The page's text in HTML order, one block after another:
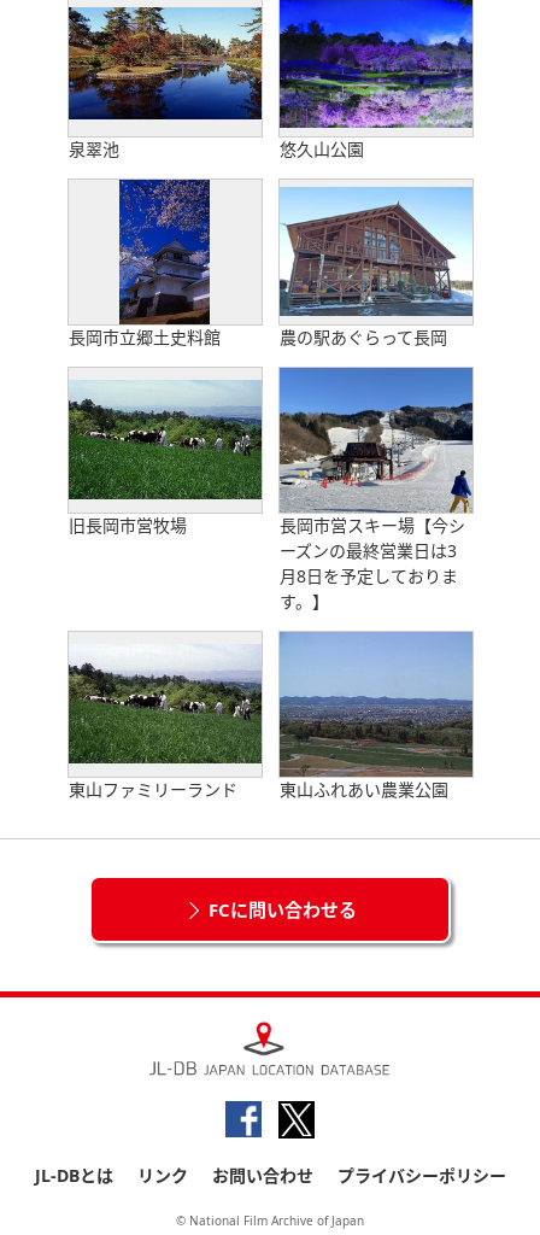
泉翠池 悠久山公園
長岡市立郷土史料館 農の駅あぐらって長岡
旧長岡市営牧場
長岡市営スキー場【今シ
ーズンの最終営業日は3
月8日を予定しておりま
す。】
東山ファミリーランド 東山ふれあい農業公園
FCに問い合わせる
JL-DBとは リンク お問い合わせ プライバシーポリシー
© National Film Archive of Japan